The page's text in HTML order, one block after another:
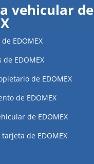
vehicular de
EDOMEX
EDOMEX
de EDOMEX
de EDOMEX
de EDOMEX
de EDOMEX